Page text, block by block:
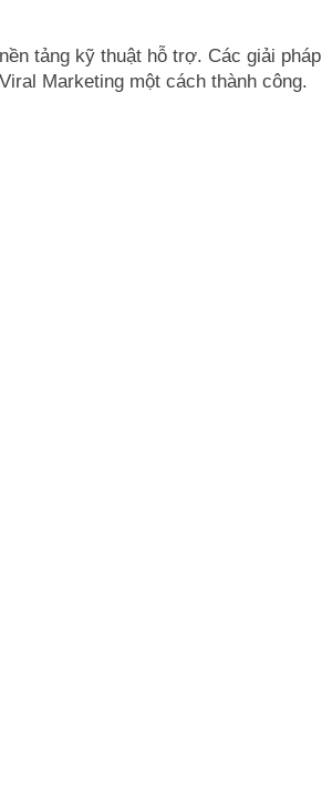
tảng kỹ thuật hỗ trợ. Các giải pháp
Marketing một cách thành công.